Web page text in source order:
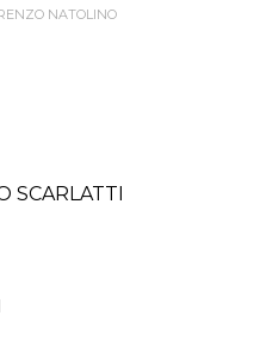
NATOLINO
SCARLATTI